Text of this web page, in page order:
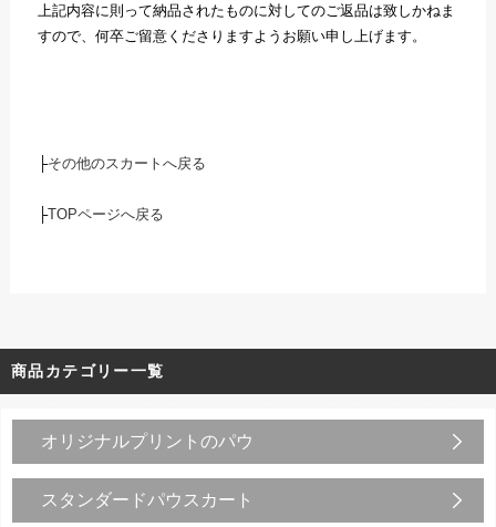
上記内容に則って納品されたものに対してのご返品は致しかねま
すので、何卒ご留意くださりますようお願い申し上げます。
├その他のスカートへ戻る
├TOPページへ戻る
商品カテゴリー一覧
オリジナルプリントのパウ
スタンダードパウスカート